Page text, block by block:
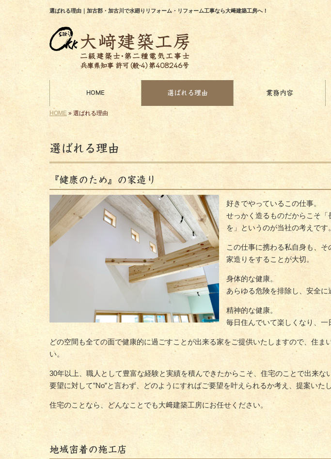
選ばれる理由｜加古郡・加古川で水廻りリフォーム・リフォーム工事なら大﨑建築工房へ！
HOME 選ばれる理由 業務内容
HOME » 選ばれる理由
選ばれる理由
『健康のため』の家造り
好きでやっているこの仕事。
せっかく造るものだからこそ
を」というのが当社の考えです。
この仕事に携わる私自身も、
家造りをすることが大切。
身体的な健康。
あらゆる危険を排除し、安全に
精神的な健康。
毎日住んでいて楽しくなり、一
どの空間も全ての面で健康的に過ごすことが出来る家をご提供いたしますので、住ま
い。
30年以上、職人として豊富な経験と実績を積んできたからこそ、住宅のことで出来な
要望に対して”No”と言わず、どのようにすればご要望を叶えられるか考え、提案いたし
住宅のことなら、どんなことでも大﨑建築工房にお任せください。
地域密着の施工店